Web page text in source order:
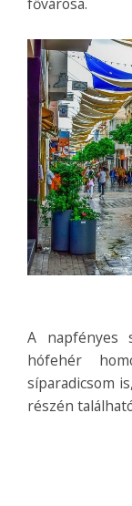
A napfényes
hófehér
síparadicsom
részén